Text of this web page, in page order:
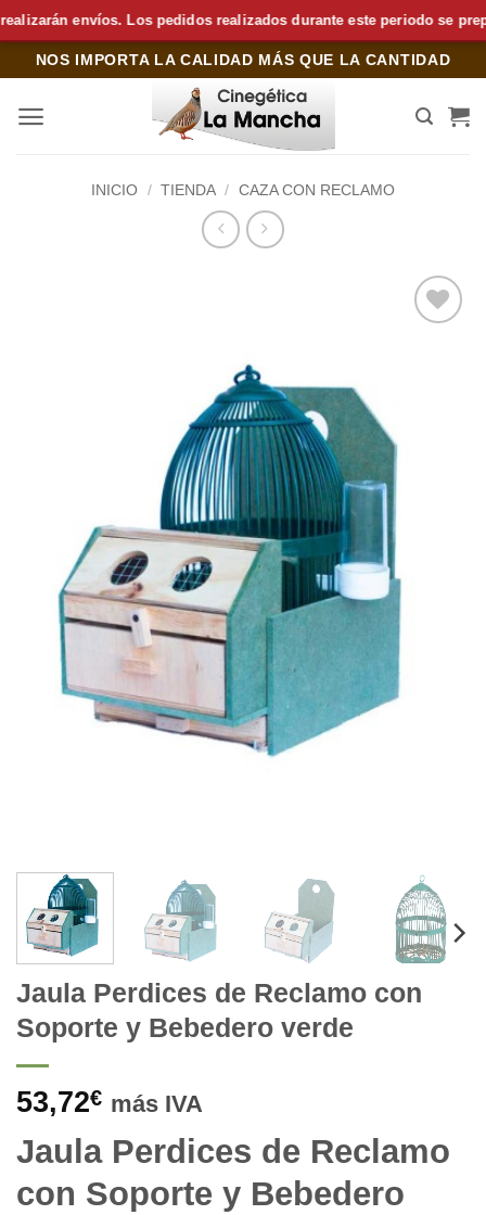
envíos. Los pedidos realizados durante este periodo se
Saltar
contenido
NOS IMPORTA LA CALIDAD MÁS QUE LA CANTIDAD
INICIO / TIENDA / CAZA CON RECLAMO
Jaula Perdices de Reclamo con
Soporte y Bebedero verde
53,72€ más IVA
Jaula Perdices de Reclamo
con Soporte y Bebedero